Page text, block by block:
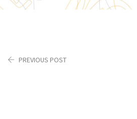
PREVIOUS POST